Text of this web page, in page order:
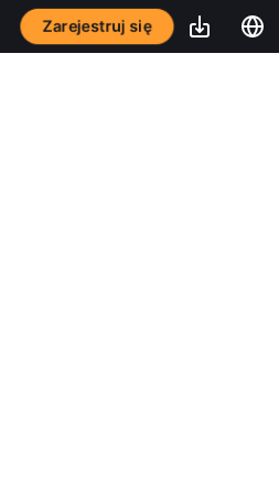
Zarejestruj się